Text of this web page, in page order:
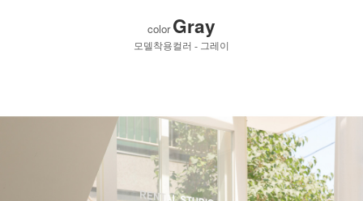
color Gray
모델착용컬러 - 그레이